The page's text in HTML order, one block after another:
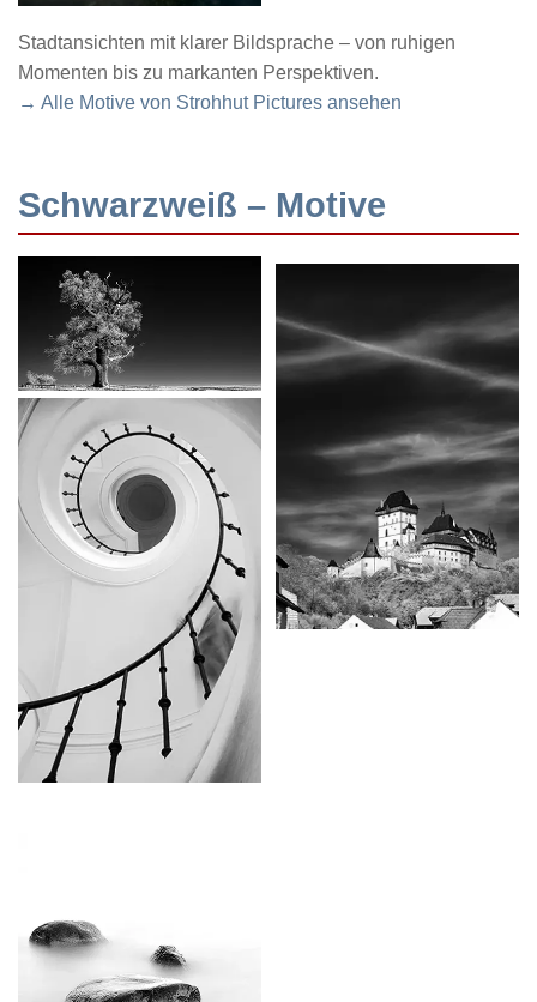
Stadtansichten mit klarer Bildsprache – von ruhigen
Momenten bis zu markanten Perspektiven.
→ Alle Motive von Strohhut Pictures ansehen
Schwarzweiß – Motive